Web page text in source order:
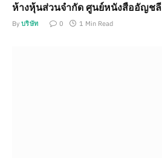
ห้างหุ้นส่วนจำกัด ศูนย์หนังสืออัญชลี
By บริษัท 0 1 Min Read